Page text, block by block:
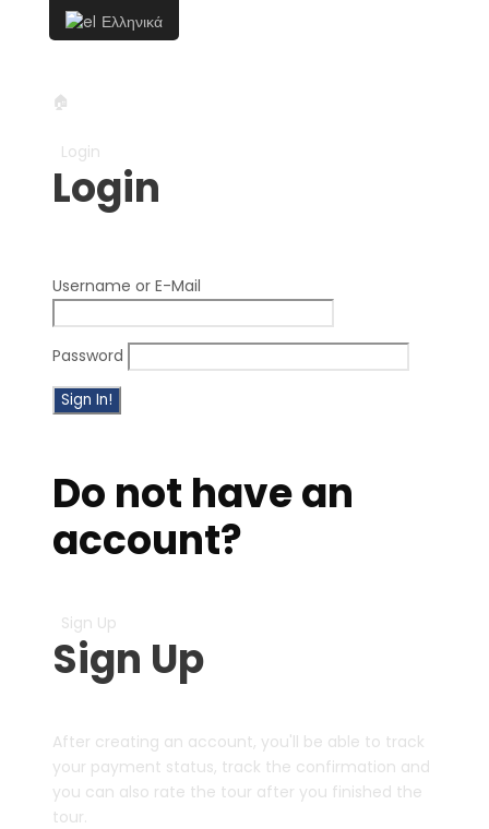
🏠
Login
Login
Username or E-Mail
Password
Do not have an
account?
Sign Up
Sign Up
After creating an account, you'll be able to track
your payment status, track the confirmation and
you can also rate the tour after you finished the
tour.
Ελληνικά